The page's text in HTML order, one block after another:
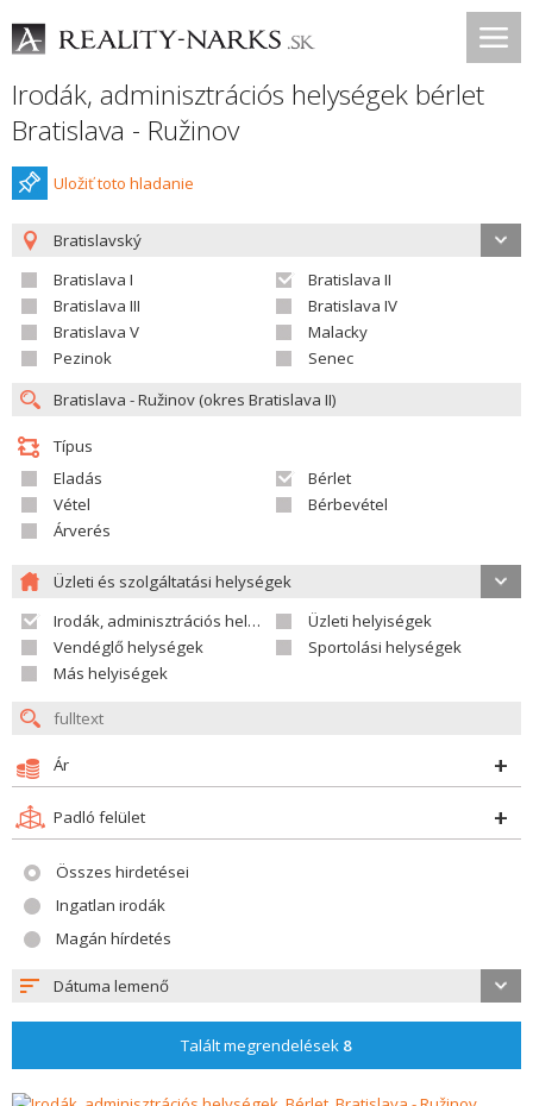
Irodák, adminisztrációs helységek bérlet
Bratislava - Ružinov
Uložiť toto hladanie
Bratislavský
Bratislava I
Bratislava II
Bratislava III
Bratislava IV
Bratislava V
Malacky
Pezinok
Senec
Típus
Eladás
Bérlet
Vétel
Bérbevétel
Árverés
Üzleti és szolgáltatási helységek
Irodák, adminisztrációs helységek
Üzleti helyiségek
Vendéglő helységek
Sportolási helységek
Más helyiségek
Ár
Padló felület
Összes hirdetései
Ingatlan irodák
Magán hírdetés
Dátuma lemenő
Talált megrendelések 8